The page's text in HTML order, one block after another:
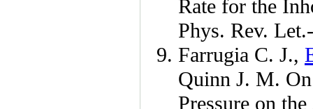
Rate for the
Phys. Rev.
Farrugia C. J.,
Quinn J. M.
Pressure on